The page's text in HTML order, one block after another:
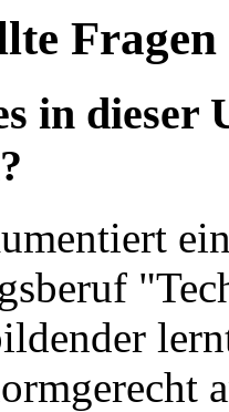
Fragen
in dieser